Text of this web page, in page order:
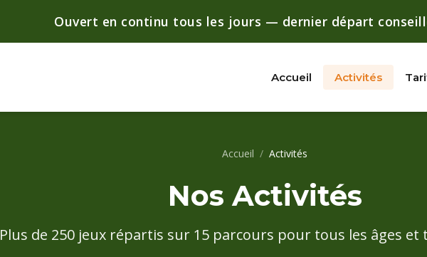
Ouvert en continu tous les jours — dernier départ
Accueil Activités
Accueil / Activités
Nos Activités
Plus de 250 jeux répartis sur 15 parcours pour tous les âges et